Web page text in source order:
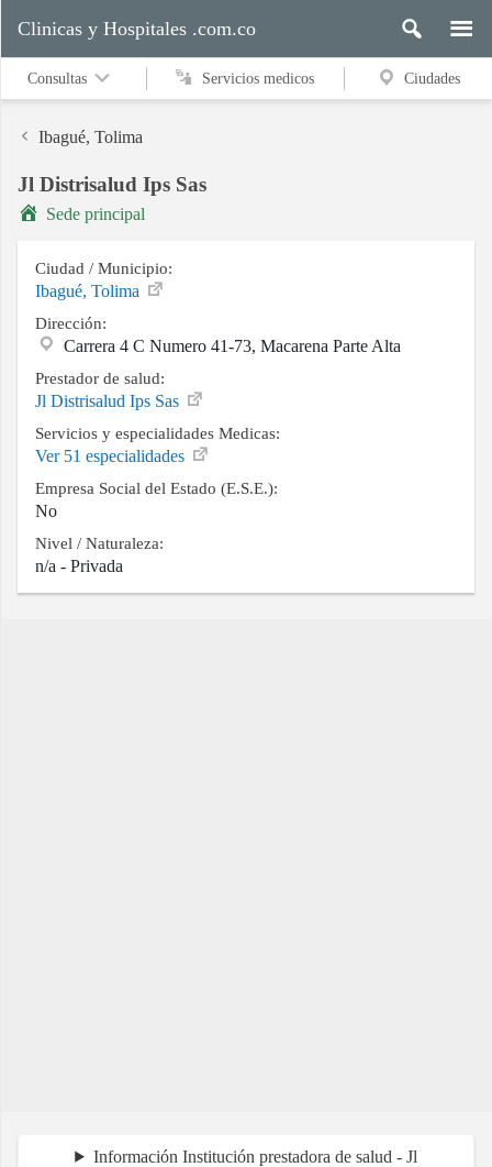
Servicios
medicos
Buscar
Contacto
Clinicas y Hospitales .com.co
Consultas Servicios medicos Ciudades
Ibagué, Tolima
Jl Distrisalud Ips Sas
Sede principal
Ciudad / Municipio:
Ibagué, Tolima
Dirección:
Carrera 4 C Numero 41-73, Macarena Parte Alta
Prestador de salud:
Jl Distrisalud Ips Sas
Servicios y especialidades Medicas:
Ver 51 especialidades
Empresa Social del Estado (E.S.E.):
No
Nivel / Naturaleza:
n/a - Privada
Información Institución prestadora de salud - Jl